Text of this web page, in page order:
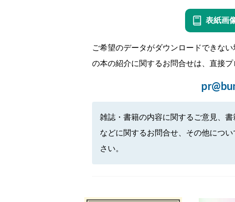
表紙画
ご希望のデータがダウンロードできな
の本の紹介に関するお問合せは、直接
雑誌・書籍の内容に関するご意見、
などに関するお問合せ、その他につい
さい。